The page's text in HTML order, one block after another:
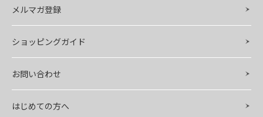
メルマガ登録
ショッピングガイド
お問い合わせ
はじめての方へ